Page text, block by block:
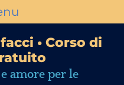
• Corso di
amore per le